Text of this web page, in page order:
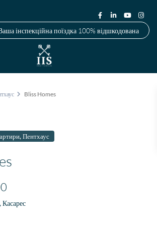
інспекційна поїздка 100% відшкодована
Bliss Homes
,Пентхаус
,Касарес